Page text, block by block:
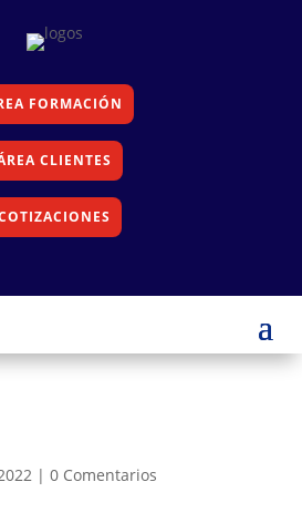
FORMACIÓN
CLIENTES
| 0 Comentarios